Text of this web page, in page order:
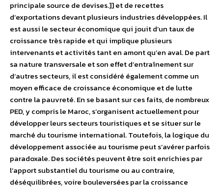
principale source de devises.]] et de recettes
d’exportations devant plusieurs industries développées. Il
est aussi le secteur économique qui jouit d’un taux de
croissance très rapide et qui implique plusieurs
intervenants et activités tant en amont qu’en aval. De part
sa nature transversale et son effet d’entraînement sur
d’autres secteurs, il est considéré également comme un
moyen efficace de croissance économique et de lutte
contre la pauvreté. En se basant sur ces faits, de nombreux
PED, y compris le Maroc, s’organisent actuellement pour
développer leurs secteurs touristiques et se situer sur le
marché du tourisme international. Toutefois, la logique du
développement associée au tourisme peut s’avérer parfois
paradoxale. Des sociétés peuvent être soit enrichies par
l’apport substantiel du tourisme ou au contraire,
déséquilibrées, voire bouleversées par la croissance